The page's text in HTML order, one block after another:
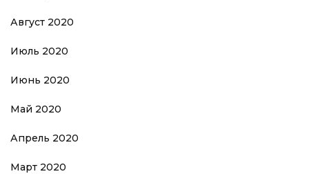
Август 2020
Июль 2020
Июнь 2020
Май 2020
Апрель 2020
Март 2020